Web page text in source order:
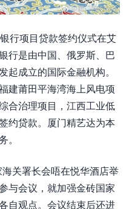
行项目贷款签约仪式在艾
行是由中国、俄罗斯、巴
起成立的国际金融机构。
建莆田平海湾海上风电项
合治理项目，江西工业低
约贷款。厦门精艺达为本
。
关署长会唔在悦华酒店举
与会议，就加强金砖国家
自观点。会议结束后还进